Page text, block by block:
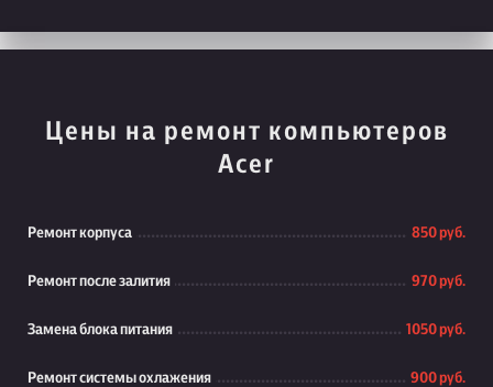
Цены на ремонт компьютеров
Acer
Ремонт корпуса 850 руб.
Ремонт после залития 970 руб.
Замена блока питания 1050 руб.
Ремонт системы охлажения 900 руб.